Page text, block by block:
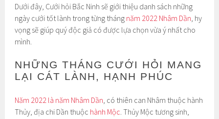
Dưới đây, Cưới hỏi Bắc Ninh sẽ giới thiệu danh sách những
ngày cưới tốt lành trong từng tháng năm 2022 Nhâm Dần, hy
vọng sẽ giúp quý độc giả có được lựa chọn vừa ý nhất cho
mình.
NHỮNG THÁNG CƯỚI HỎI MANG
LẠI CÁT LÀNH, HẠNH PHÚC
Năm 2022 là năm Nhâm Dần, có thiên can Nhâm thuộc hành
Thủy, địa chi Dần thuộc hành Mộc. Thủy Mộc tương sinh,